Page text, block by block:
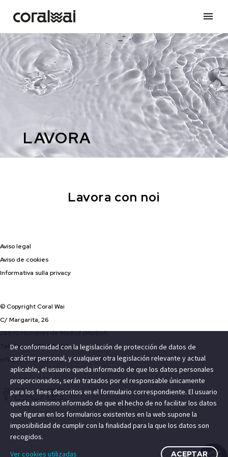
LAVORA
Lavora con noi
Aviso legal
Aviso de cookies
Informativa sulla privacy
© Copyright Coral Wai
C/ Margarita, 26
28970 Humanes de Madrid (Madrid)
Teléfono: 900 820 300
info@coralwai.com
De conformidad con la legislación de protección de datos de
carácter personal, y cualquier otra legislación relevante y actual
aplicable, el usuario queda informado de que los datos personales
proporcionados, serán tratados por el responsable únicamente
para los fines descritos en el formulario correspondiente. El usuario
queda asimismo informado de que el hecho de no facilitar los datos
que figuran en los formularios existentes en la web supone la
imposibilidad de cumplir con la finalidad para la que los datos son
recogidos.
Ver cookies utilizadas
ACEPTAR